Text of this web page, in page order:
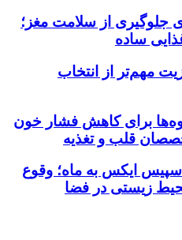
جلوگیری از سلامت مغز؛
ساده
مهم‌تر از انتخاب
برای کاهش فشار خون
قلب و تغذیه
ایکس به ماه؛ وقوع
زیستی در فضا